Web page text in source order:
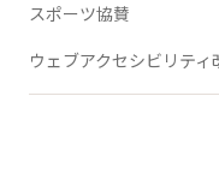
スポーツ協賛
ウェブアクセシビリテ